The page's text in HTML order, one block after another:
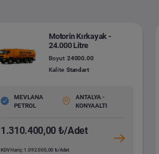
Motorin Kırkayak -
24.000 Litre
Boyut 24000.00
Kalite Standart
MEVLANA
PETROL
ANTALYA -
KONYAALTI
1.310.400,00 ₺/Adet
KDV Hariç: 1.092.000,00 ₺/Adet